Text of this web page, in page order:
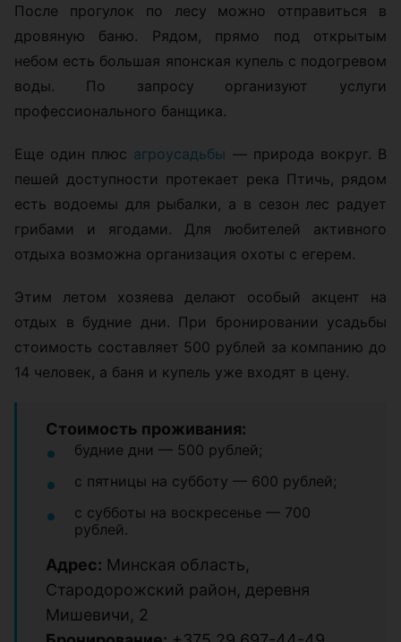
После прогулок по лесу можно отправиться в
дровяную баню. Рядом, прямо под открытым
небом есть большая японская купель с подогревом
воды. По запросу организуют услуги
профессионального банщика.
Еще один плюс агроусадьбы — природа вокруг. В
пешей доступности протекает река Птичь, рядом
есть водоемы для рыбалки, а в сезон лес радует
грибами и ягодами. Для любителей активного
отдыха возможна организация охоты с егерем.
Этим летом хозяева делают особый акцент на
отдых в будние дни. При бронировании усадьбы
стоимость составляет 500 рублей за компанию до
14 человек, а баня и купель уже входят в цену.
Стоимость проживания:
будние дни — 500 рублей;
с пятницы на субботу — 600 рублей;
с субботы на воскресенье — 700
рублей.
Адрес: Минская область,
Стародорожский район, деревня
Мишевичи, 2